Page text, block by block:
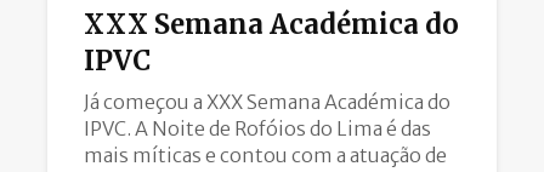
XXX Semana Académica do
IPVC
Já começou a XXX Semana Académica do
IPVC. A Noite de Rofóios do Lima é das
mais míticas e contou com a atuação de